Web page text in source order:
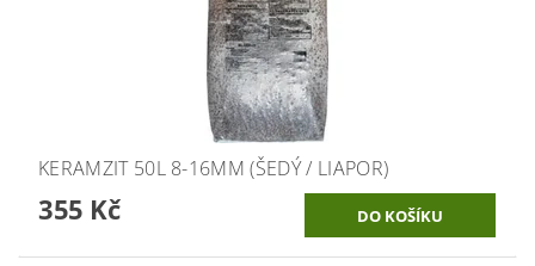
KERAMZIT 50L 8-16MM (ŠEDÝ / LIAPOR)
355 Kč